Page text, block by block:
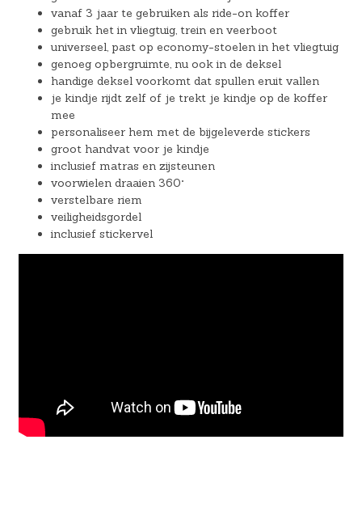
vanaf 3 jaar te gebruiken als ride-on koffer
gebruik het in vliegtuig, trein en veerboot
universeel, past op economy-stoelen in het vliegtuig
genoeg opbergruimte, nu ook in de deksel
handige deksel voorkomt dat spullen eruit vallen
je kindje rijdt zelf of je trekt je kindje op de koffer
mee
personaliseer hem met de bijgeleverde stickers
groot handvat voor je kindje
inclusief matras en zijsteunen
voorwielen draaien 360°
verstelbare riem
veiligheidsgordel
inclusief stickervel